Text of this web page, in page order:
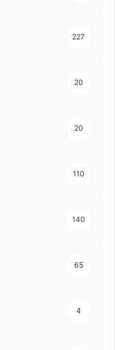
227
20
20
110
140
65
4